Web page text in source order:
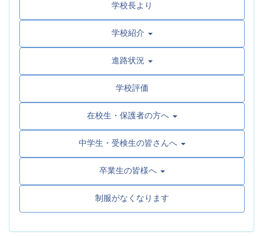
学校長より
学校紹介
進路状況
学校評価
在校生・保護者の方へ
中学生・受検生の皆さんへ
卒業生の皆様へ
制服がなくなります